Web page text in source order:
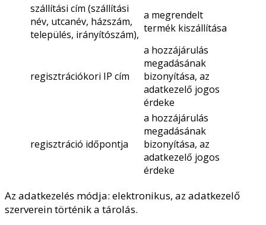
szállítási cím (szállítási
név, utcanév, házszám,
település, irányítószám),
a megrendelt
termék kiszállítása
regisztrációkori IP cím
a hozzájárulás
megadásának
bizonyítása, az
adatkezelő jogos
érdeke
regisztráció időpontja
a hozzájárulás
megadásának
bizonyítása, az
adatkezelő jogos
érdeke
Az adatkezelés módja: elektronikus, az adatkezelő
szerverein történik a tárolás.